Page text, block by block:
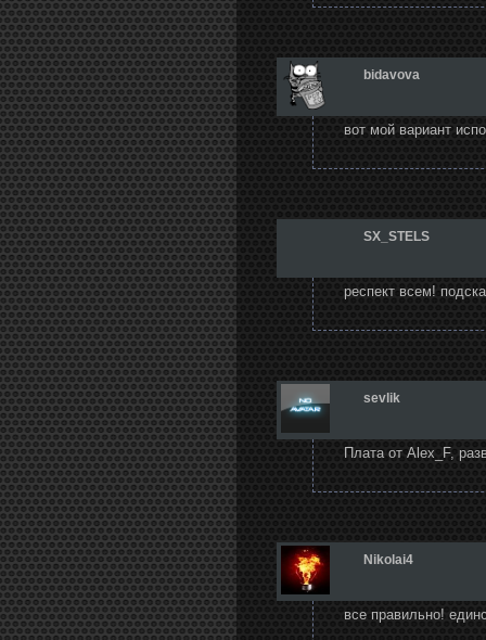
bidavova
вот мой вариант
SX_STELS
респект всем!
sevlik
Плата от Alex_F,
Nikolai4
все правильно!